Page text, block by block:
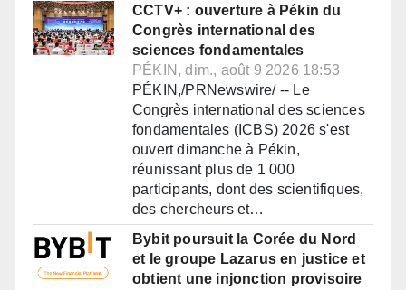
CCTV+ : ouverture à Pékin du
Congrès international des
sciences fondamentales
PÉKIN, dim., août 9 2026 18:53
PÉKIN,/PRNewswire/ -- Le
Congrès international des sciences
fondamentales (ICBS) 2026 s'est
ouvert dimanche à Pékin,
réunissant plus de 1 000
participants, dont des scientifiques,
des chercheurs et…
Bybit poursuit la Corée du Nord
et le groupe Lazarus en justice et
obtient une injonction provisoire